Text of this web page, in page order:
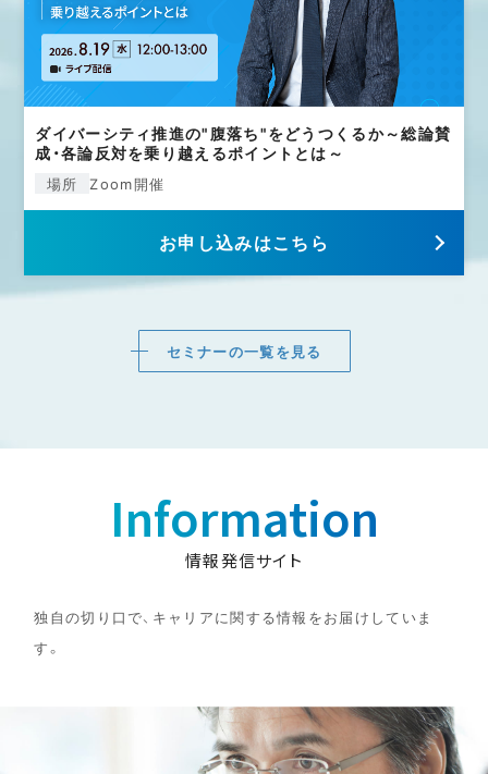
ダイバーシティ推進の"腹落ち"をどうつくるか～総論賛
成・各論反対を乗り越えるポイントとは～
場所 Zoom開催
お申し込みはこちら
セミナーの一覧を見る
Information
情報発信サイト
独自の切り口で、キャリアに関する情報をお届けしていま
す。